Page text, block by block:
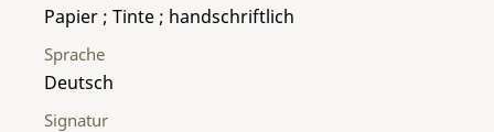
Papier ; Tinte ; handschriftlich
Sprache
Deutsch
Signatur